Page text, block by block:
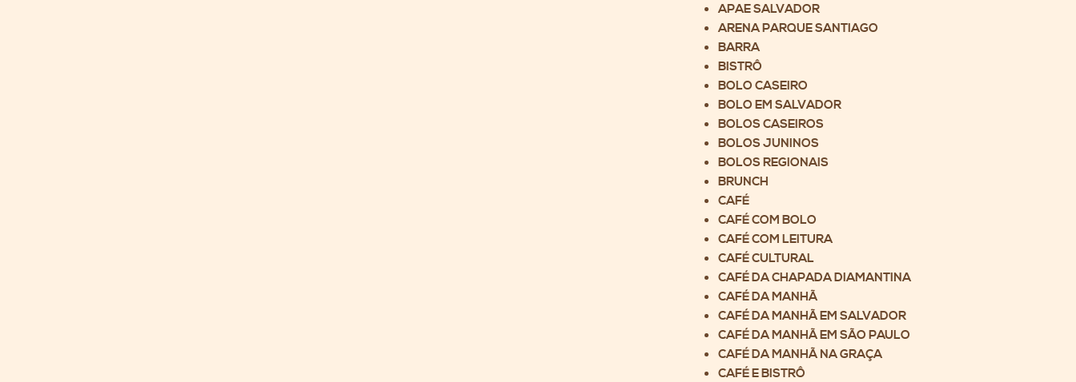
APAE SALVADOR
ARENA PARQUE SANTIAGO
BARRA
BISTRÔ
BOLO CASEIRO
BOLO EM SALVADOR
BOLOS CASEIROS
BOLOS JUNINOS
BOLOS REGIONAIS
BRUNCH
CAFÉ
CAFÉ COM BOLO
CAFÉ COM LEITURA
CAFÉ CULTURAL
CAFÉ DA CHAPADA DIAMANTINA
CAFÉ DA MANHÃ
CAFÉ DA MANHÃ EM SALVADOR
CAFÉ DA MANHÃ EM SÃO PAULO
CAFÉ DA MANHÃ NA GRAÇA
CAFÉ E BISTRÔ